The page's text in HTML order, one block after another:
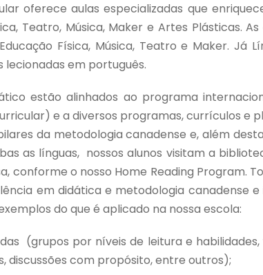
oferece aulas especializadas que
Teatro, Música, Maker e Artes Plásticas.
Física, Música, Teatro e Maker. Já
lecionadas em português.
estão alinhados ao programa
e a diversos programas, currículos e
da metodologia canadense e, além
as línguas, nossos alunos visitam a
conforme o nosso Home Reading Program.
em didática e metodologia canadense
do que é aplicado na nossa escola:
(grupos por níveis de leitura e
discussões com propósito, entre outros);